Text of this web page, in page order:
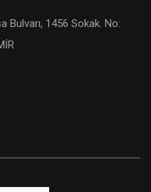
Bulvarı, 1456 Sokak. No: